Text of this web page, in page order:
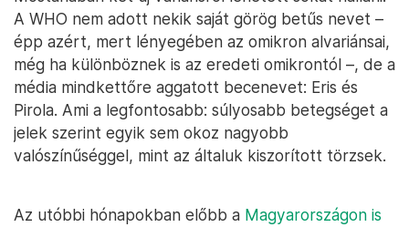
A WHO nem adott nekik saját görög betűs nevet –
épp azért, mert lényegében az omikron alvariánsai,
még ha különböznek is az eredeti omikrontól –, de a
média mindkettőre aggatott becenevet: Eris és
Pirola. Ami a legfontosabb: súlyosabb betegséget a
jelek szerint egyik sem okoz nagyobb
valószínűséggel, mint az általuk kiszorított törzsek.
Az utóbbi hónapokban előbb a Magyarországon is